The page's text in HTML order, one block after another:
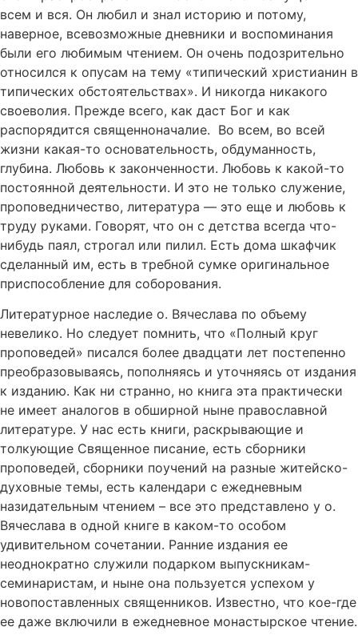
всем и вся. Он любил и знал историю и потому,
наверное, всевозможные дневники и воспоминания
были его любимым чтением. Он очень подозрительно
относился к опусам на тему «типический христианин в
типических обстоятельствах». И никогда никакого
своеволия. Прежде всего, как даст Бог и как
распорядится священноначалие. Во всем, во всей
жизни какая-то основательность, обдуманность,
глубина. Любовь к законченности. Любовь к какой-то
постоянной деятельности. И это не только служение,
проповедничество, литература — это еще и любовь к
труду руками. Говорят, что он с детства всегда что-
нибудь паял, строгал или пилил. Есть дома шкафчик
сделанный им, есть в требной сумке оригинальное
приспособление для соборования.
Литературное наследие о. Вячеслава по объему
невелико. Но следует помнить, что «Полный круг
проповедей» писался более двадцати лет постепенно
преобразовываясь, пополняясь и уточняясь от издания
к изданию. Как ни странно, но книга эта практически
не имеет аналогов в обширной ныне православной
литературе. У нас есть книги, раскрывающие и
толкующие Священное писание, есть сборники
проповедей, сборники поучений на разные житейско-
духовные темы, есть календари с ежедневным
назидательным чтением – все это представлено у о.
Вячеслава в одной книге в каком-то особом
удивительном сочетании. Ранние издания ее
неоднократно служили подарком выпускникам-
семинаристам, и ныне она пользуется успехом у
новопоставленных священников. Известно, что кое-где
ее даже включили в ежедневное монастырское чтение.